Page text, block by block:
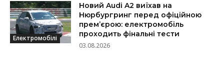
Електромобілі
Новий Audi A2 виїхав на
Нюрбургринг перед офіційною
прем’єрою: електромобіль
проходить фінальні тести
03.08.2026